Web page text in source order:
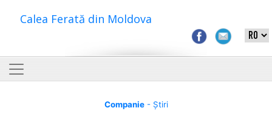
Calea Ferată din Moldova
Companie- Știri